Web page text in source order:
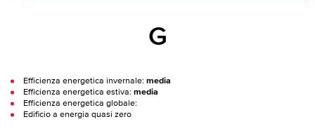
G
Efficienza energetica invernale: media
Efficienza energetica estiva: media
Efficienza energetica globale:
Edificio a energia quasi zero